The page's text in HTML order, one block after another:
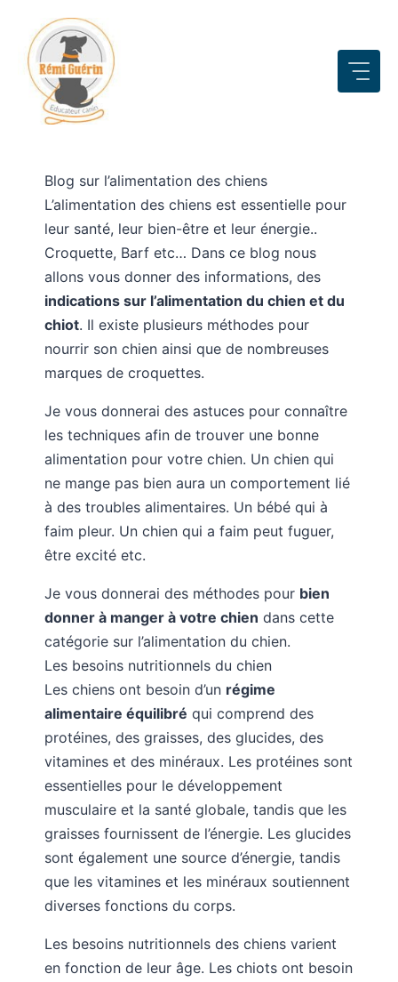
contenu
Blog sur l’alimentation des chiens
L’alimentation des chiens est essentielle pour
leur santé, leur bien-être et leur énergie..
Croquette, Barf etc… Dans ce blog nous
allons vous donner des informations, des
indications sur l’alimentation du chien et du
chiot. Il existe plusieurs méthodes pour
nourrir son chien ainsi que de nombreuses
marques de croquettes.
Je vous donnerai des astuces pour connaître
les techniques afin de trouver une bonne
alimentation pour votre chien. Un chien qui
ne mange pas bien aura un comportement lié
à des troubles alimentaires. Un bébé qui à
faim pleur. Un chien qui a faim peut fuguer,
être excité etc.
Je vous donnerai des méthodes pour bien
donner à manger à votre chien dans cette
catégorie sur l’alimentation du chien.
Les besoins nutritionnels du chien
Les chiens ont besoin d’un régime
alimentaire équilibré qui comprend des
protéines, des graisses, des glucides, des
vitamines et des minéraux. Les protéines sont
essentielles pour le développement
musculaire et la santé globale, tandis que les
graisses fournissent de l’énergie. Les glucides
sont également une source d’énergie, tandis
que les vitamines et les minéraux soutiennent
diverses fonctions du corps.
Les besoins nutritionnels des chiens varient
en fonction de leur âge. Les chiots ont besoin